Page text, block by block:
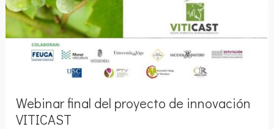
Webinar final del proyecto de innovación
VITICAST